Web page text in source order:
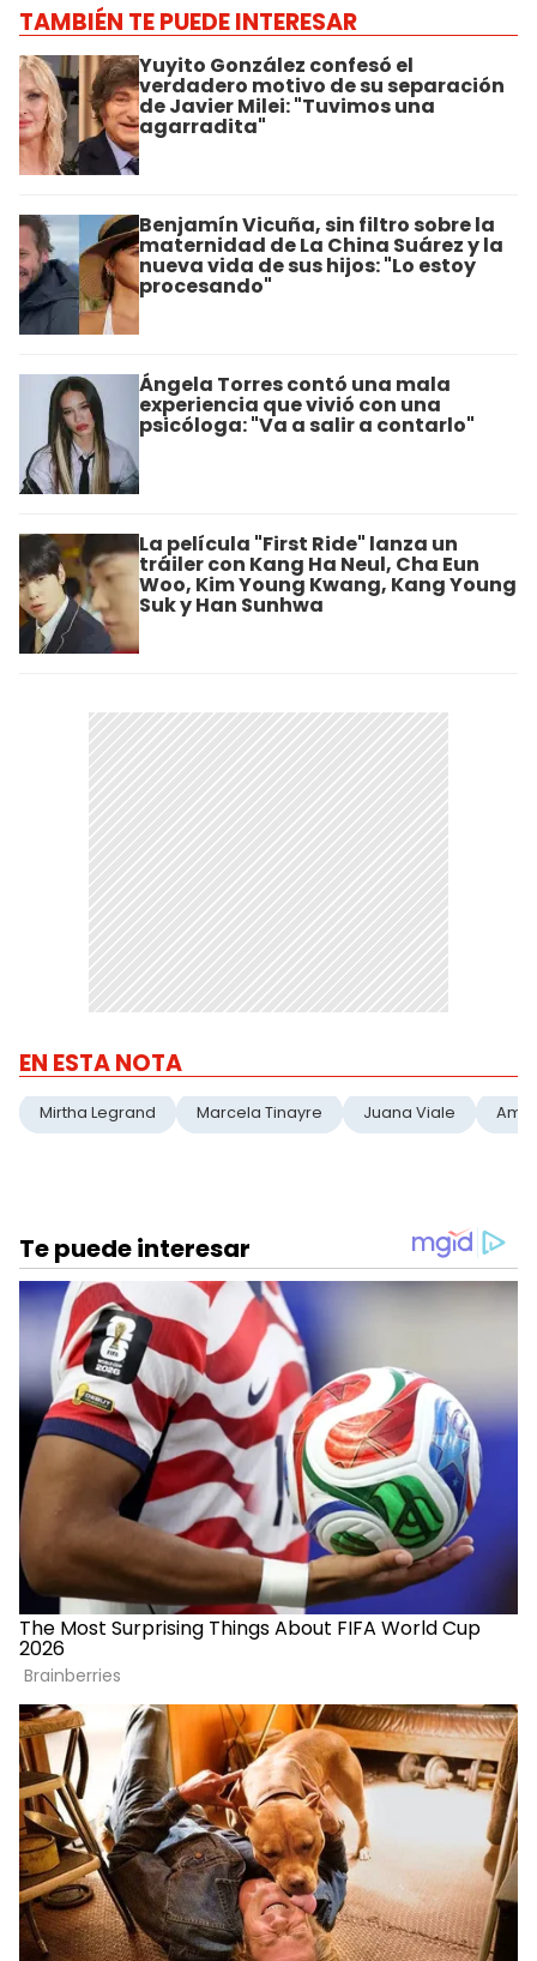
TAMBIÉN TE PUEDE INTERESAR
Yuyito González confesó el
verdadero motivo de su separación
de Javier Milei: "Tuvimos una
agarradita"
Benjamín Vicuña, sin filtro sobre la
maternidad de La China Suárez y la
nueva vida de sus hijos: "Lo estoy
procesando"
Ángela Torres contó una mala
experiencia que vivió con una
psicóloga: "Va a salir a contarlo"
La película "First Ride" lanza un
tráiler con Kang Ha Neul, Cha Eun
Woo, Kim Young Kwang, Kang Young
Suk y Han Sunhwa
EN ESTA NOTA
Mirtha Legrand Marcela Tinayre Juana Viale